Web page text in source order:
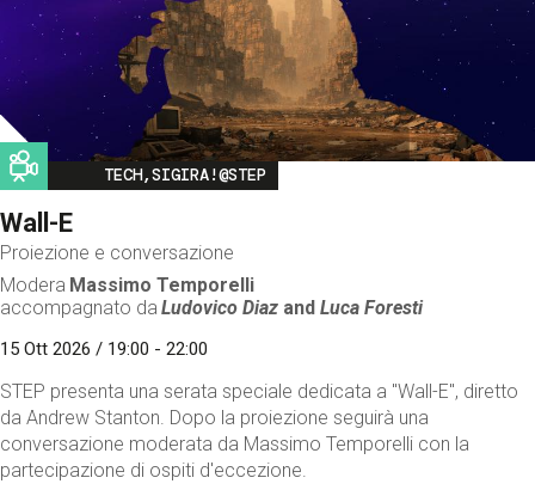
Image
TECH,SIGIRA!@STEP
Wall-E
Proiezione e conversazione
Modera Massimo Temporelli
accompagnato da Ludovico Diaz andLuca Foresti
15 Ott 2026 / 19:00 - 22:00
STEP presenta una serata speciale dedicata a "Wall-E", diretto
da Andrew Stanton. Dopo la proiezione seguirà una
conversazione moderata da Massimo Temporelli con la
partecipazione di ospiti d'eccezione.